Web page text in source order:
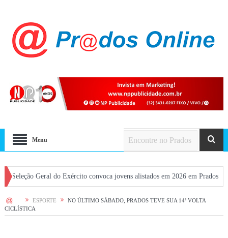
Menu
Geral do Exército convoca jovens alistados em 2026 em Prados Dia dos
HOME ESPORTE
NO ÚLTIMO SÁBADO, PRADOS TEVE SUA 14ª VOLTA
CICLÍSTICA